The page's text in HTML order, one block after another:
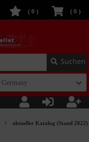
( 0 )
( 0 )
Suchen
Germany
aktueller Katalog (Stand 2022)